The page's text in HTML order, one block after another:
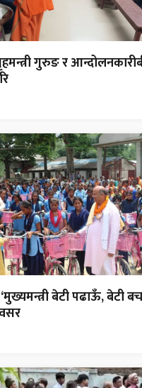
गुरुङ र
‘मुख्यमन्त्री बेटी पढाऊँ, बेटी